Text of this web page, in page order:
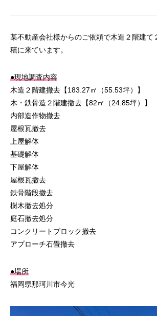
某不動産会社様からのご依頼で木造２階建て
積に来ています。
●現地調査内容
木造２階建撤去【183.27㎡（55.53坪）】
木・鉄骨造２階建撤去【82㎡（24.85坪）】
内部造作物撤去
屋根瓦撤去
上屋解体
基礎解体
下屋解体
屋根瓦撤去
鉄骨階段撤去
樹木撤去処分
庭石撤去処分
コンクリートブロック撤去
アプローチ石畳撤去
●場所
福岡県那珂川市今光